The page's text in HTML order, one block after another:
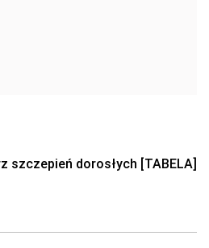
szczepień dorosłych [TABELA]